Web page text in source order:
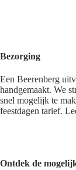
Bezorging
Een Beerenberg
handgemaakt. We
snel mogelijk te
feestdagen tarief.
Ontdek de